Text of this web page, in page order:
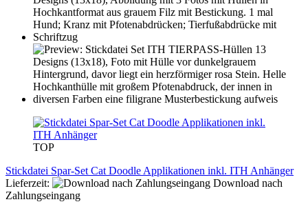
TOP
Stickdatei Spar-Set Cat Doodle Applikationen inkl. ITH Anhänger
Lieferzeit:
Download nach
Zahlungseingang